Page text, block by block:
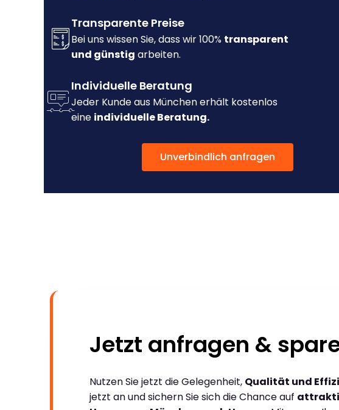
Transparente Preise
Bei uns wissen Sie, dass wir 100% transparent
und günstig arbeiten.
Individuelle Beratung
Jeder Kunde aus München erhält kostenlos
eine individuelle Beratung.
Unverbindlich anfragen
Jetzt anfragen &
Nutzen Sie jetzt die Gelegenheit, Qualität und
jetzt an und sichern Sie sich die Chance auf